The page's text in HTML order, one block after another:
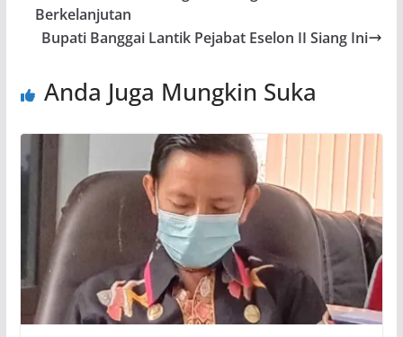
Berkelanjutan
Bupati Banggai Lantik Pejabat Eselon II Siang Ini
Anda Juga Mungkin Suka